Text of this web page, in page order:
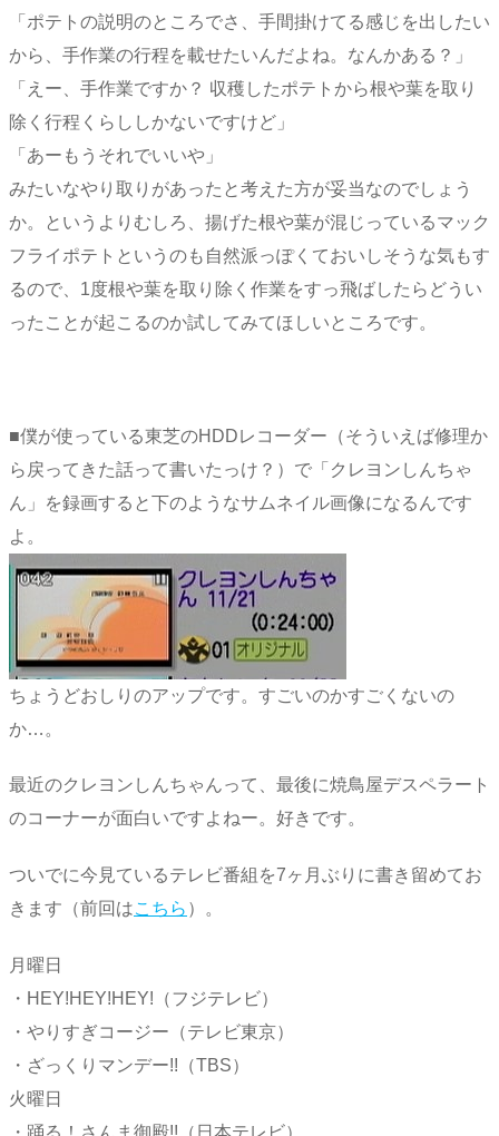
「ポテトの説明のところでさ、手間掛けてる感じを出したい
から、手作業の行程を載せたいんだよね。なんかある？」
「えー、手作業ですか？ 収穫したポテトから根や葉を取り
除く行程くらししかないですけど」
「あーもうそれでいいや」
みたいなやり取りがあったと考えた方が妥当なのでしょう
か。というよりむしろ、揚げた根や葉が混じっているマック
フライポテトというのも自然派っぽくておいしそうな気もす
るので、1度根や葉を取り除く作業をすっ飛ばしたらどうい
ったことが起こるのか試してみてほしいところです。
■僕が使っている東芝のHDDレコーダー（そういえば修理か
ら戻ってきた話って書いたっけ？）で「クレヨンしんちゃ
ん」を録画すると下のようなサムネイル画像になるんです
よ。
ちょうどおしりのアップです。すごいのかすごくないの
か…。
最近のクレヨンしんちゃんって、最後に焼鳥屋デスペラート
のコーナーが面白いですよねー。好きです。
ついでに今見ているテレビ番組を7ヶ月ぶりに書き留めてお
きます（前回はこちら ）。
月曜日
・HEY!HEY!HEY!（フジテレビ）
・やりすぎコージー（テレビ東京）
・ざっくりマンデー!!（TBS）
火曜日
・踊る！さんま御殿!!（日本テレビ）